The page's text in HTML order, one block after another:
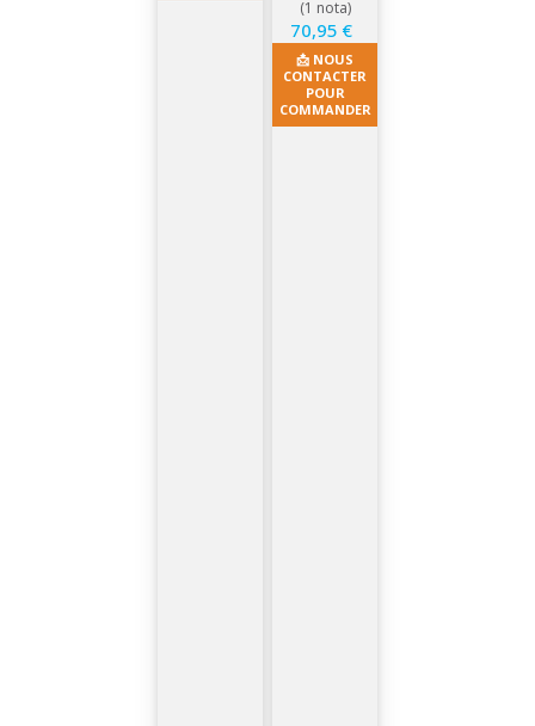
Precio
70,95 €
📩 NOUS
CONTACTER
POUR
COMMANDER